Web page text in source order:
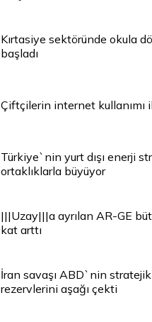
Kırtasiye sektöründe okula
başladı
Çiftçilerin internet kullanımı
Türkiye`nin yurt dışı enerji
ortaklıklarla büyüyor
|||Uzay|||a ayrılan AR-GE
kat arttı
İran savaşı ABD`nin
rezervlerini aşağı çekti